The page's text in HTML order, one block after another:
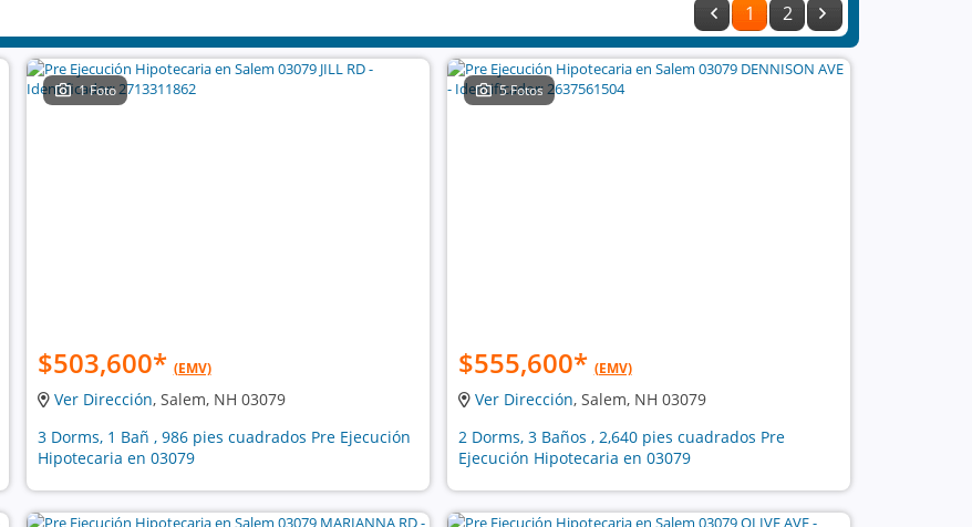
1 2
1 Foto
$503,600* (EMV)
Ver Dirección, Salem, NH 03079
3 Dorms, 1 Bañ , 986 pies cuadrados Pre Ejecución
Hipotecaria en 03079
5 Fotos
$555,600* (EMV)
Ver Dirección, Salem, NH 03079
2 Dorms, 3 Baños , 2,640 pies cuadrados Pre
Ejecución Hipotecaria en 03079